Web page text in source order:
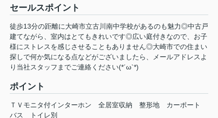
セールスポイント
徒歩13分の距離に大崎市立古川南中学校があるのも魅力◎中古戸
建てながら、室内はとてもきれいです◎広い庭付きなので、お子
様にストレスを感じさせることもありません◎大崎市での住まい
探しで何か気になる点などがございましたら、メールアドレス よ
り当社スタッフまでご連絡ください(*´ω`*)
ポイント
ＴＶモニタ付インターホン 全居室収納 整形地
カーポート
バス
トイレ別